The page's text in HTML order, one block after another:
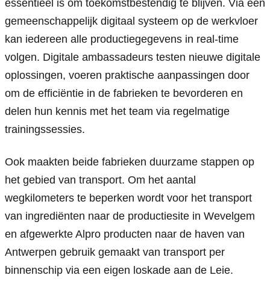
essentieel is om toekomstbestendig te blijven. Via een
gemeenschappelijk digitaal systeem op de werkvloer
kan iedereen alle productiegegevens in real-time
volgen. Digitale ambassadeurs testen nieuwe digitale
oplossingen, voeren praktische aanpassingen door
om de efficiëntie in de fabrieken te bevorderen en
delen hun kennis met het team via regelmatige
trainingssessies.
Ook maakten beide fabrieken duurzame stappen op
het gebied van transport. Om het aantal
wegkilometers te beperken wordt voor het transport
van ingrediënten naar de productiesite in Wevelgem
en afgewerkte Alpro producten naar de haven van
Antwerpen gebruik gemaakt van transport per
binnenschip via een eigen loskade aan de Leie.